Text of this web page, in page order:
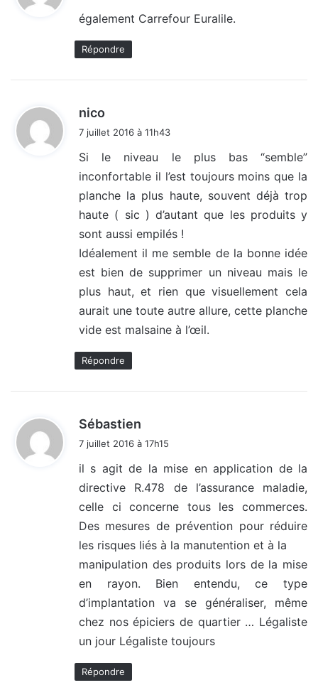
également Carrefour Euralile.
Répondre
nico
:
7 juillet 2016 à 11h43
Si le niveau le plus bas “semble”
inconfortable il l’est toujours moins que la
planche la plus haute, souvent déjà trop
haute ( sic ) d’autant que les produits y
sont aussi empilés !
Idéalement il me semble de la bonne idée
est bien de supprimer un niveau mais le
plus haut, et rien que visuellement cela
aurait une toute autre allure, cette planche
vide est malsaine à l’œil.
Répondre
Sébastien
7 juillet 2016 à 17h15
il s agit de la mise en application de la
directive R.478 de l’assurance maladie,
celle ci concerne tous les commerces.
Des mesures de prévention pour réduire
les risques liés à la manutention et à la
manipulation des produits lors de la mise
en rayon. Bien entendu, ce type
d’implantation va se généraliser, même
chez nos épiciers de quartier … Légaliste
un jour Légaliste toujours
Répondre